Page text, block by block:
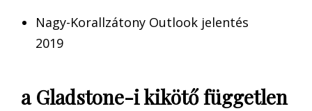
Nagy-Korallzátony Outlook jelentés
2019
a Gladstone-i kikötő független